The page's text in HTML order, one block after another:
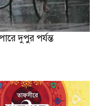
দুপুর পর্যন্ত